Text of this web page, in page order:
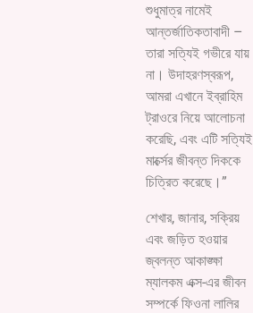
শুধুমাত্র নামেই
আন্তর্জাতিকতাবাদী –
তারা সত্যিই গভীরে যায়
না। উদাহরণস্বরূপ,
আমরা এখানে ইব্রাহিম
ট্রাওরে নিয়ে আলোচনা
করেছি, এবং এটি সত্যিই
মার্ক্সের জীবন্ত দিককে
চিত্রিত করেছে।”
শেখার, জানার, সক্রিয়
এবং জড়িত হওয়ার
জ্বলন্ত আকাঙ্ক্ষা
ম্যালকম এক্স-এর জীবন
সম্পর্কে ফিওনা লালির